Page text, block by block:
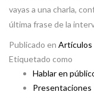
vayas a una charla,
última frase de la
Publicado en Artículos
Etiquetado como
Hablar en
Presentaciones